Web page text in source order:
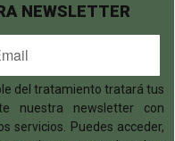
NEWSLETTER
del tratamiento tratará tus
nuestra newsletter con
servicios. Puedes acceder,